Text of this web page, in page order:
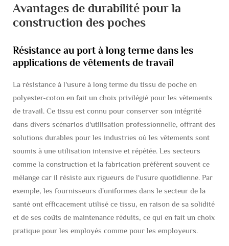
Avantages de durabilité pour la
construction des poches
Résistance au port à long terme dans les
applications de vêtements de travail
La résistance à l'usure à long terme du tissu de poche en
polyester-coton en fait un choix privilégié pour les vêtements
de travail. Ce tissu est connu pour conserver son intégrité
dans divers scénarios d'utilisation professionnelle, offrant des
solutions durables pour les industries où les vêtements sont
soumis à une utilisation intensive et répétée. Les secteurs
comme la construction et la fabrication préfèrent souvent ce
mélange car il résiste aux rigueurs de l'usure quotidienne. Par
exemple, les fournisseurs d'uniformes dans le secteur de la
santé ont efficacement utilisé ce tissu, en raison de sa solidité
et de ses coûts de maintenance réduits, ce qui en fait un choix
pratique pour les employés comme pour les employeurs.